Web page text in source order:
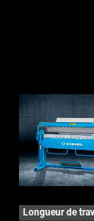
Longueur de